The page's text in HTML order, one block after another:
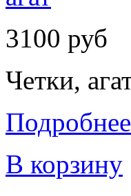
3100 руб
Четки,
Подробнее
В корзину